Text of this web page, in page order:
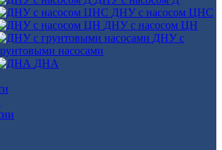
ДНУ с насосом ЦНС
ДНУ с насосом ЦН
ДНУ с
насосами
ДНА